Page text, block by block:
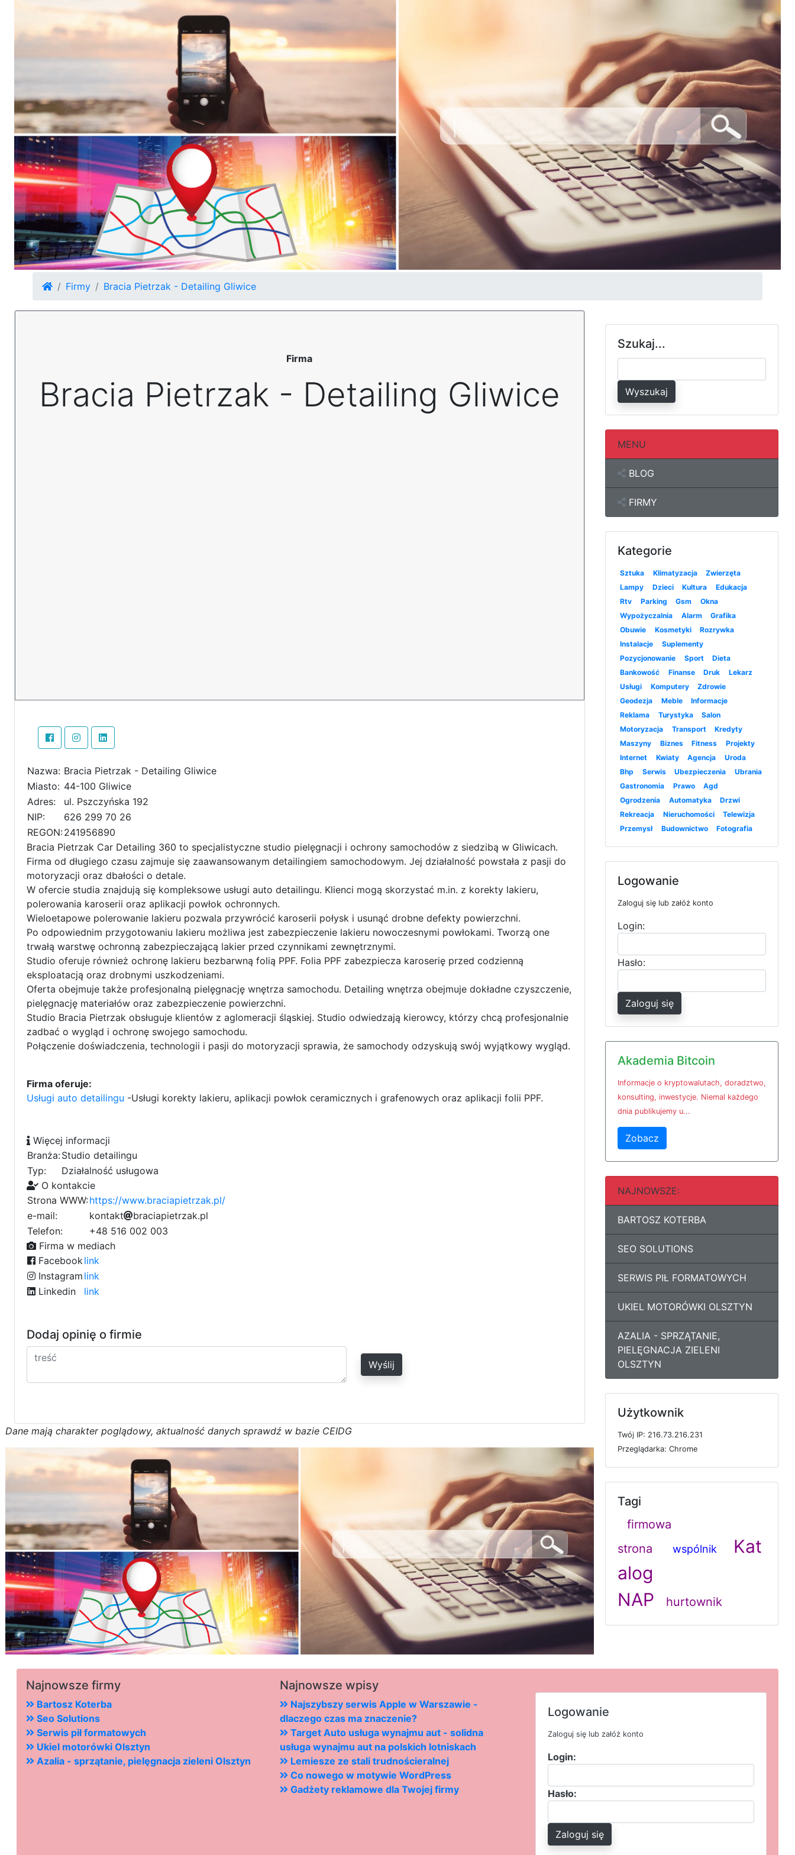
Firmy Bracia Pietrzak - Detailing Gliwice
Firma
Bracia Pietrzak - Detailing Gliwice
Nazwa: Bracia Pietrzak - Detailing Gliwice
Miasto: 44-100 Gliwice
Adres:
ul. Pszczyńska 192
NIP:
626 299 70 26
REGON:241956890
Bracia Pietrzak Car Detailing 360 to specjalistyczne studio pielęgnacji i ochrony samochodów z siedzibą w Gliwicach.
Firma od długiego czasu zajmuje się zaawansowanym detailingiem samochodowym. Jej działalność powstała z pasji do
motoryzacji oraz dbałości o detale.
W ofercie studia znajdują się kompleksowe usługi auto detailingu. Klienci mogą skorzystać m.in. z korekty lakieru,
polerowania karoserii oraz aplikacji powłok ochronnych.
Wieloetapowe polerowanie lakieru pozwala przywrócić karoserii połysk i usunąć drobne defekty powierzchni.
Po odpowiednim przygotowaniu lakieru możliwa jest zabezpieczenie lakieru nowoczesnymi powłokami. Tworzą one
trwałą warstwę ochronną zabezpieczającą lakier przed czynnikami zewnętrznymi.
Studio oferuje również ochronę lakieru bezbarwną folią PPF. Folia PPF zabezpiecza karoserię przed codzienną
eksploatacją oraz drobnymi uszkodzeniami.
Oferta obejmuje także profesjonalną pielęgnację wnętrza samochodu. Detailing wnętrza obejmuje dokładne czyszczenie,
pielęgnację materiałów oraz zabezpieczenie powierzchni.
Studio Bracia Pietrzak obsługuje klientów z aglomeracji śląskiej. Studio odwiedzają kierowcy, którzy chcą profesjonalnie
zadbać o wygląd i ochronę swojego samochodu.
Połączenie doświadczenia, technologii i pasji do motoryzacji sprawia, że samochody odzyskują swój wyjątkowy wygląd.
Firma oferuje:
Usługi auto detailingu -Usługi korekty lakieru, aplikacji powłok ceramicznych i grafenowych oraz aplikacji folii PPF.
Więcej informacji
Branża:Studio detailingu
Typ:
Działalność usługowa
O kontakcie
Strona WWW:https://www.braciapietrzak.pl/
e-mail:
a
f
kob
ntakb
2
t bracf
5
iapietrzak1
.7
pl
Telefon:
+48 516 002 003
Firma w mediach
Facebooklink
Instagram link
Linkedin
link
Dodaj opinię o firmie
Wyślij
Dane mają charakter poglądowy, aktualność danych sprawdź w bazie CEIDG
Szukaj...
Wyszukaj
MENU
BLOG
FIRMY
Kategorie
Sztuka Klimatyzacja
Zwierzęta
Lampy
Dzieci Kultura
Edukacja
Rtv
Parking Gsm
Okna
Wypożyczalnia
Alarm
Grafika
Obuwie
Kosmetyki
Rozrywka
Instalacje
Suplementy
Pozycjonowanie
Sport
Dieta
Bankowość
Finanse Druk
Lekarz
Usługi
Komputery
Zdrowie
Geodezja
Meble
Informacje
Reklama
Turystyka
Salon
Motoryzacja
Transport
Kredyty
Maszyny
Biznes Fitness
Projekty
Internet
Kwiaty Agencja
Uroda
Bhp
Serwis Ubezpieczenia
Ubrania
Gastronomia
Prawo
Agd
Ogrodzenia
Automatyka
Drzwi
Rekreacja
Nieruchomości
Telewizja
Przemysł
Budownictwo Fotografia
Logowanie
Zaloguj się lub załóż konto
Login:
Hasło:
Zaloguj się
Akademia Bitcoin
Informacje o kryptowalutach, doradztwo,
konsulting, inwestycje. Niemal każdego
dnia publikujemy u...
Zobacz
NAJNOWSZE:
BARTOSZ KOTERBA
SEO SOLUTIONS
SERWIS PIŁ FORMATOWYCH
UKIEL MOTORÓWKI OLSZTYN
AZALIA - SPRZĄTANIE,
PIELĘGNACJA ZIELENI
OLSZTYN
Użytkownik
Twój IP: 216.73.216.231
Przeglądarka: Chrome
Tagi
firmowa
strona
wspólnik
Kat
alog
NAP
hurtownik
Najnowsze firmy
Bartosz Koterba
Seo Solutions
Serwis pił formatowych
Ukiel motorówki Olsztyn
Azalia - sprzątanie, pielęgnacja zieleni Olsztyn
Najnowsze wpisy
Najszybszy serwis Apple w Warszawie -
dlaczego czas ma znaczenie?
Target Auto usługa wynajmu aut - solidna
usługa wynajmu aut na polskich lotniskach
Lemiesze ze stali trudnościeralnej
Co nowego w motywie WordPress
Gadżety reklamowe dla Twojej firmy
Logowanie
Zaloguj się lub załóż konto
Login:
Hasło:
Zaloguj się